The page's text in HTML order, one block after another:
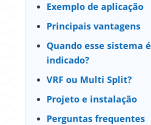
Exemplo de aplicação
Principais vantagens
Quando esse sistema é
indicado?
VRF ou Multi Split?
Projeto e instalação
Perguntas frequentes